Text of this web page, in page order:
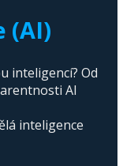
(AI)
inteligencí? Od
AI
inteligence